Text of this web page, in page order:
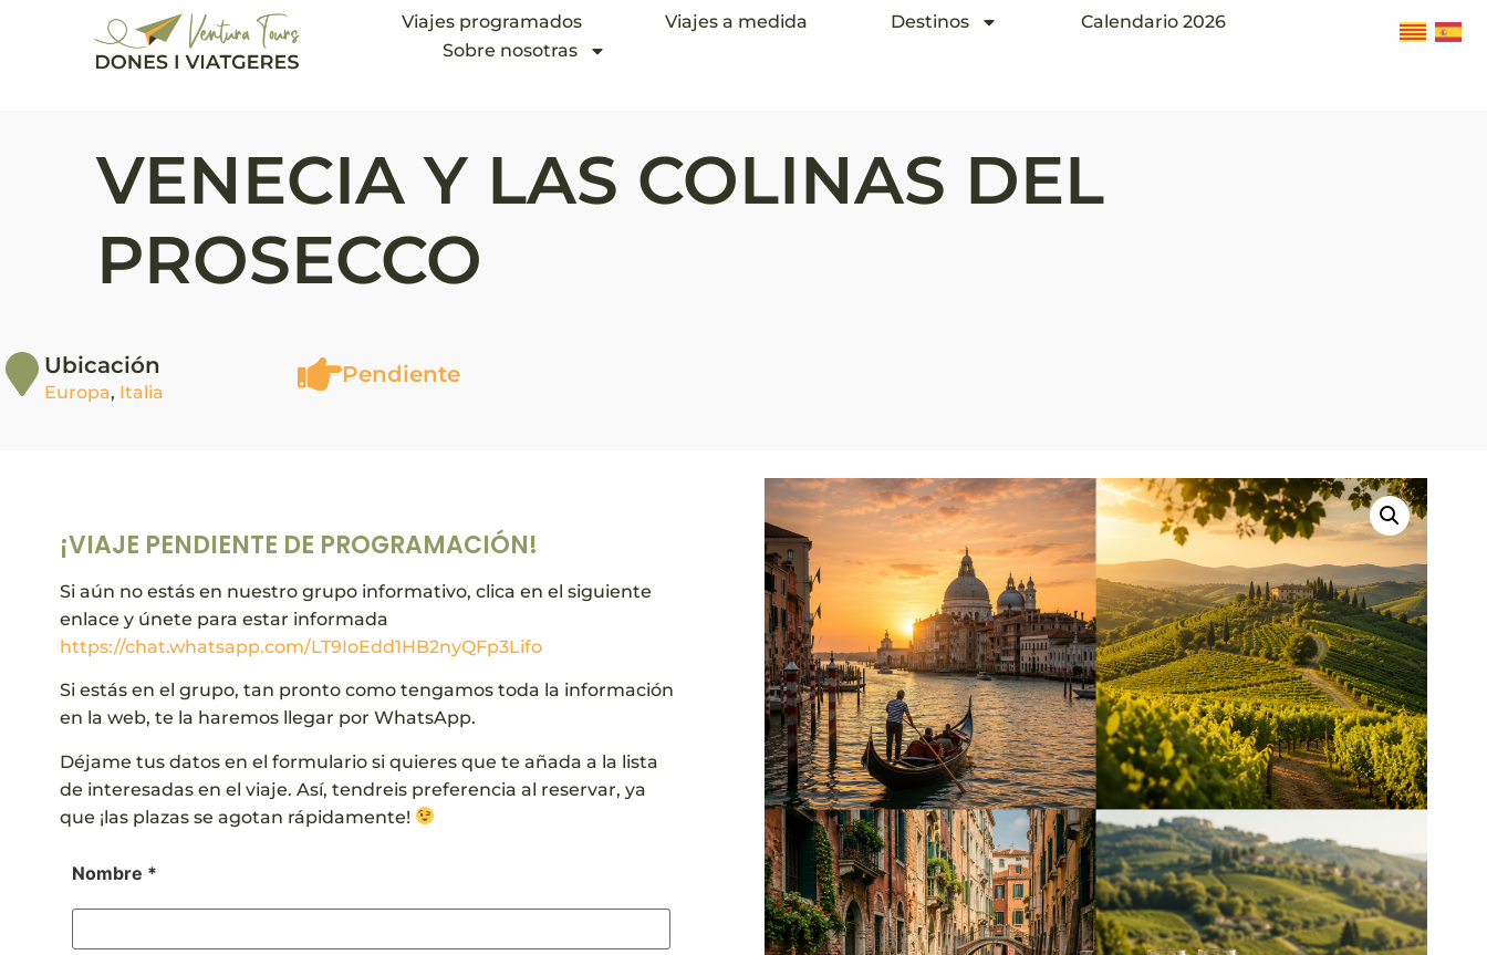
Viajes programados Viajes a medida Destinos
Calendario 2026
Sobre nosotras
VENECIA Y LAS COLINAS DEL
PROSECCO
Ubicación
Europa, Italia
Pendiente
¡VIAJE PENDIENTE DE PROGRAMACIÓN!
Si aún no estás en nuestro grupo informativo, clica en el siguiente
enlace y únete para estar informada
https://chat.whatsapp.com/LT9IoEdd1HB2nyQFp3Lifo
Si estás en el grupo, tan pronto como tengamos toda la información
en la web, te la haremos llegar por WhatsApp.
Déjame tus datos en el formulario si quieres que te añada a la lista
de interesadas en el viaje. Así, tendreis preferencia al reservar, ya
que ¡las plazas se agotan rápidamente!
Nombre *